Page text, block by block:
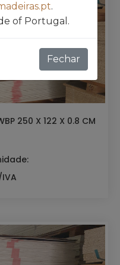
250 X 122 X 0.8 CM
.
of Portugal.
Fechar